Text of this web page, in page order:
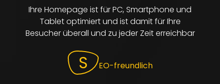
Ihre Homepage ist für PC, Smartphone und
Tablet optimiert und ist damit für Ihre
Besucher überall und zu jeder Zeit erreichbar
S EO-freundlich